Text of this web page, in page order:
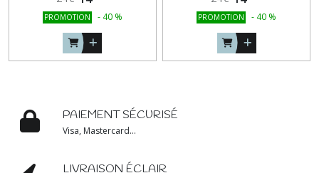
PROMOTION - 40 % PROMOTION - 40 %
PAIEMENT SÉCURISÉ
Visa, Mastercard...
LIVRAISON ÉCLAIR